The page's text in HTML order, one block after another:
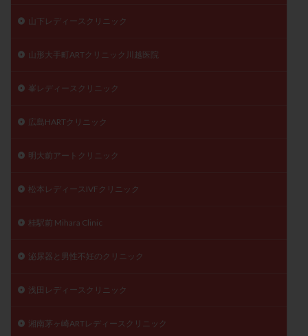
山下レディースクリニック
山形大手町ARTクリニック川越医院
峯レディースクリニック
広島HARTクリニック
明大前アートクリニック
松本レディースIVFクリニック
桂駅前 Mihara Clinic
泌尿器と男性不妊のクリニック
浅田レディースクリニック
湘南茅ヶ崎ARTレディースクリニック